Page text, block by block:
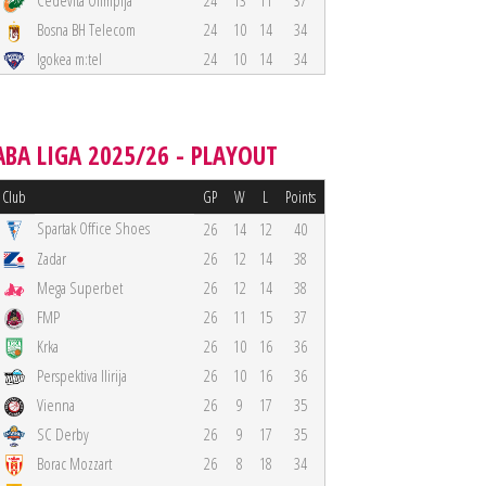
Bosna BH Telecom 24 10 14
34
Igokea m:tel 24 10 14 34
LIGA 2025/26 - PLAYOUT
Club GP W L Points
Spartak Office Shoes 26 14 12
40
Zadar 26 12 14
38
Mega Superbet 26 12 14
38
FMP 26 11 15
37
Krka 26 10 16
36
Perspektiva Ilirija 26 10 16
36
Vienna 26 9 17
35
SC Derby 26 9 17
35
Borac Mozzart 26 8 18
34